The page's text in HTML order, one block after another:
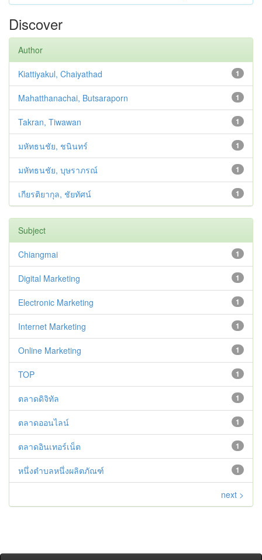
Discover
Author
1
Kiattiyakul, Chaiyathad
1
Mahatthanachai, Butsaraporn
1
Takran, Tiwawan
1
มหัทธนชัย, ชนินทร์
1
มหัทธนชัย, บุษราภรณ์
1
เกียรติยากุล, ชัยทัศน์
Subject
1
Chiangmai
1
Digital Marketing
1
Electronic Marketing
1
Internet Marketing
1
Online Marketing
1
TOP
1
ตลาดดิจิทัล
1
ตลาดออนไลน์
1
ตลาดอินเทอร์เน็ต
1
หนึ่งตำบลหนึ่งผลิตภัณฑ์
next >